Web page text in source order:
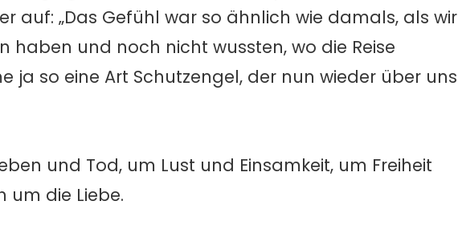
auf: „Das Gefühl war so ähnlich wie damals, als wir
haben und noch nicht wussten, wo die Reise
ja so eine Art Schutzengel, der nun wieder über uns
und Tod, um Lust und Einsamkeit, um Freiheit
die Liebe.